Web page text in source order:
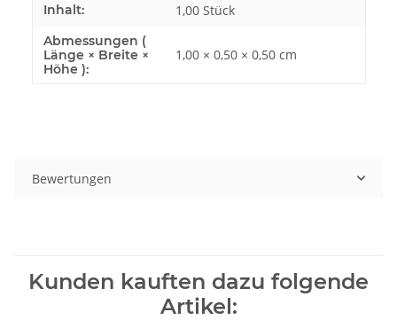
Inhalt: 1,00 Stück
Abmessungen (
Länge × Breite ×
Höhe ):
1,00 × 0,50 × 0,50 cm
Bewertungen
Kunden kauften dazu folgende
Artikel: